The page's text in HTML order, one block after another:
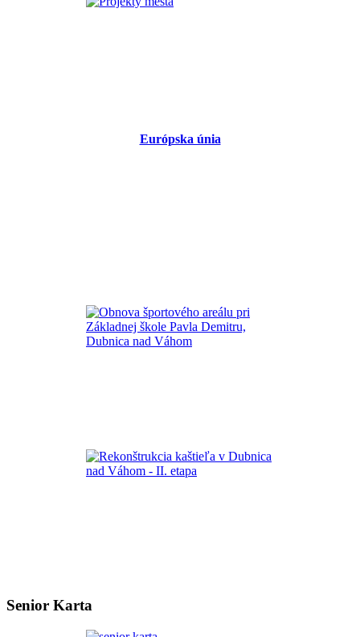
Európska únia
Senior Karta